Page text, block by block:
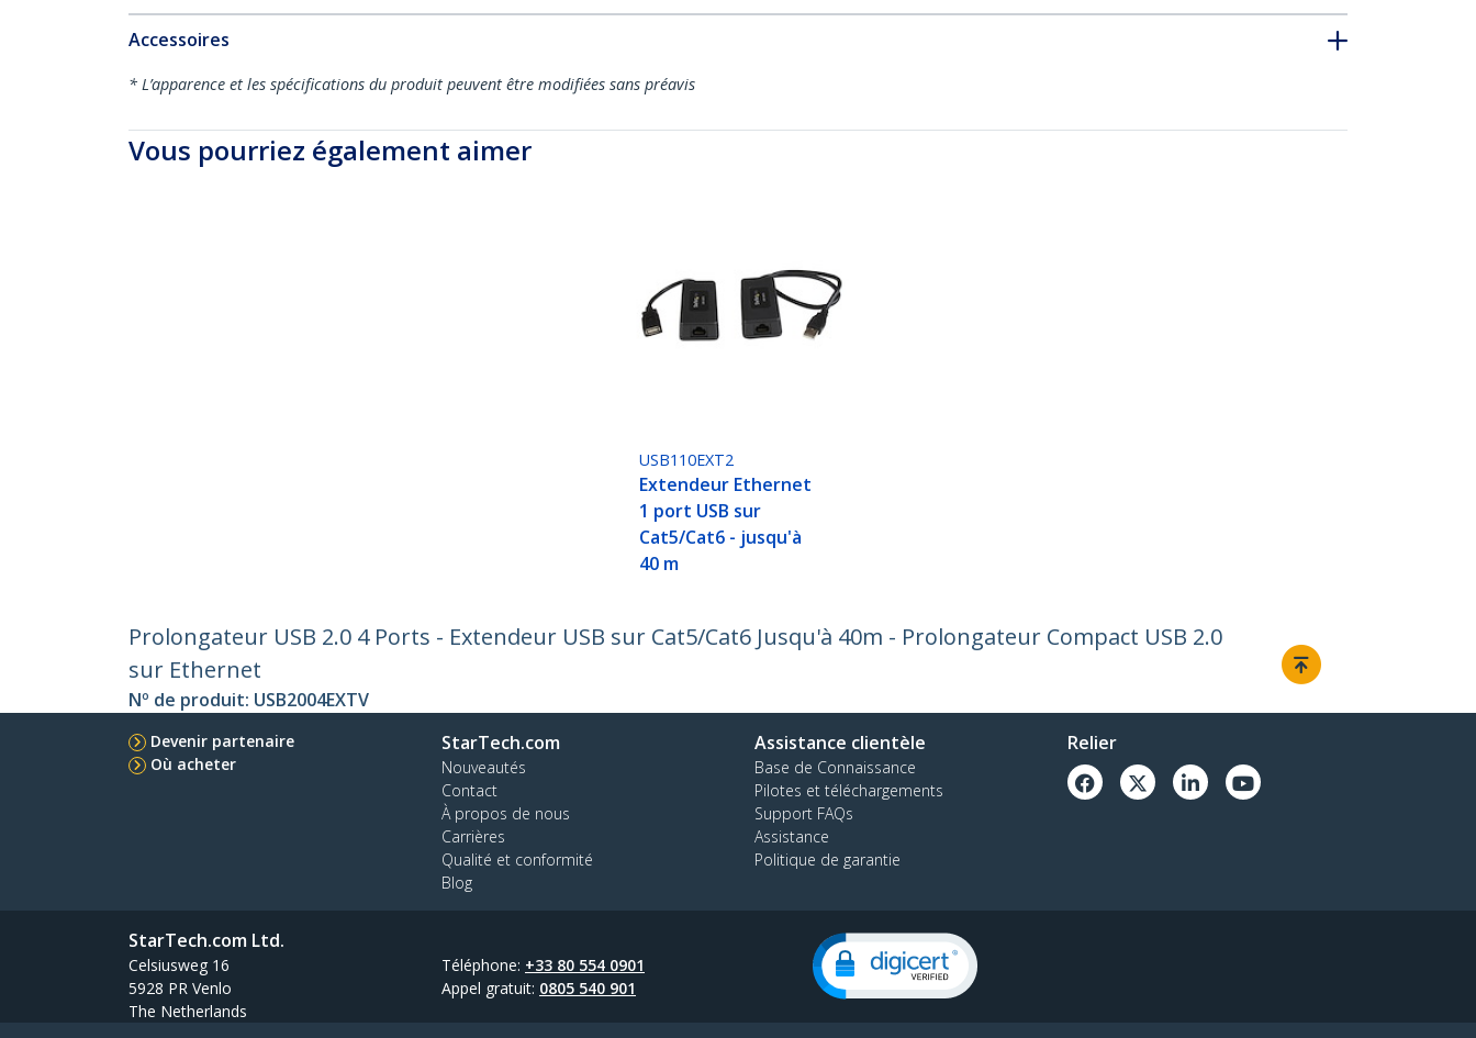
Accessoires
* L’apparence et les spécifications du produit peuvent être modifiées sans préavis
Vous pourriez également aimer
USB110EXT2
Extendeur Ethernet
1 port USB sur
Cat5/Cat6 - jusqu'à
40 m
Prolongateur USB 2.0 4 Ports - Extendeur USB sur Cat5/Cat6 Jusqu'à 40m - Prolongateur Compact USB 2.0
sur Ethernet
Nº de produit: USB2004EXTV
Devenir partenaire
Où acheter
StarTech.com
Nouveautés
Contact
À propos de nous
Carrières
Qualité et conformité
Blog
Assistance clientèle
Base de Connaissance
Pilotes et téléchargements
Support FAQs
Assistance
Politique de garantie
Relier
StarTech.com Ltd.
Celsiusweg 16
5928 PR Venlo
The Netherlands
Téléphone: +33 80 554 0901
Appel gratuit: 0805 540 901